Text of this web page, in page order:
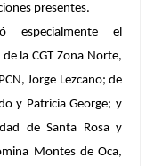
presentes.
especialmente el
la CGT Zona Norte,
Jorge Lezcano; de
y Patricia George; y
de Santa Rosa y
Montes de Oca,